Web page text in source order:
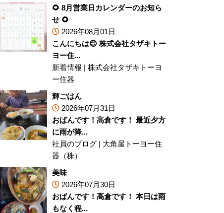
🌻 8月営業日カレンダーのお知ら
せ 🌻
2026年08月01日
こんにちは😊 株式会社タザキトー
ヨー住...
新着情報 | 株式会社タザキトーヨ
ー住器
輝ごはん
2026年07月31日
おばんです！高倉です！ 最近夕方
に雨が降...
社員のブログ | 大角屋トーヨー住
器（株）
美味
2026年07月30日
おばんです！高倉です！ 本日は雨
もなく程...